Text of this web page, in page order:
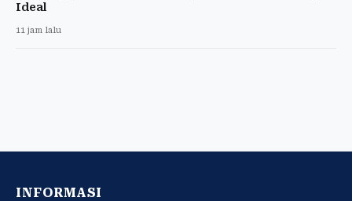
Ideal
11 jam lalu
INFORMASI